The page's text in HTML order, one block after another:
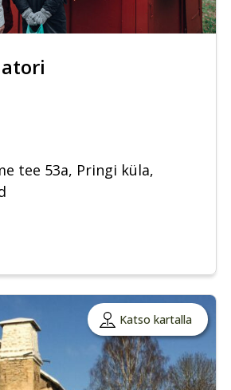
tee 53a, Pringi küla,
Katso kartalla